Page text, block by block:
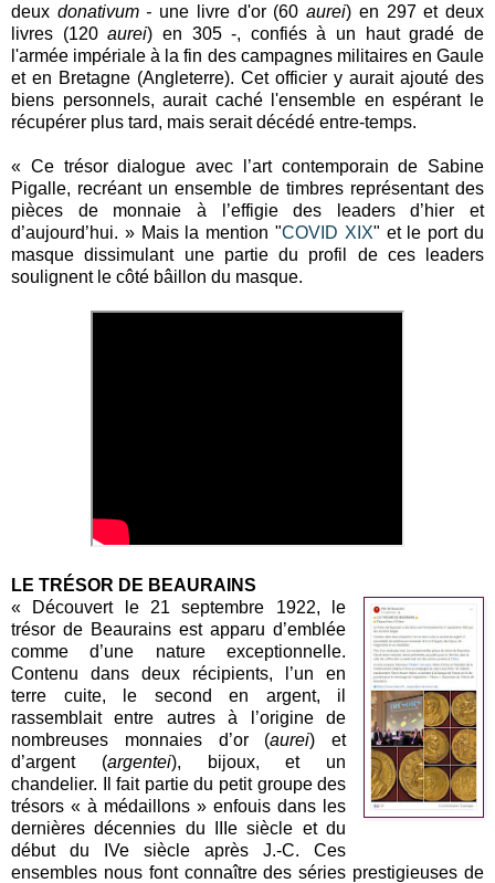
deux donativum - une livre d'or (60aurei) en 297 et deux
livres (120aurei) en 305 -, confiés à un haut gradé de
l'armée impériale à la fin des campagnes militaires en Gaule
et en Bretagne (Angleterre). Cet officier y aurait ajouté des
biens personnels, aurait caché l'ensemble en espérant le
récupérer plus tard, mais serait décédé entre-temps.
« Ce trésor dialogue avec l’art contemporain de Sabine
Pigalle, recréant un ensemble de timbres représentant des
pièces de monnaie à l’effigie des leaders d’hier et
d’aujourd’hui. » Mais la mention "COVID XIX" et le port du
masque dissimulant une partie du profil de ces leaders
soulignent le côté bâillon du masque.
LE TRÉSOR DE BEAURAINS
« Découvert le 21 septembre 1922, le
trésor de Beaurains est apparu d’emblée
comme d’une nature exceptionnelle.
Contenu dans deux récipients, l’un en
terre cuite, le second en argent, il
rassemblait entre autres à l’origine de
nombreuses monnaies d’or (aurei) et
d’argent (argentei), bijoux, et un
chandelier. Il fait partie du petit groupe des
trésors « à médaillons » enfouis dans les
dernières décennies du IIIe siècle et du
début du IVe siècle après J.-C. Ces
ensembles nous font connaître des séries prestigieuses de